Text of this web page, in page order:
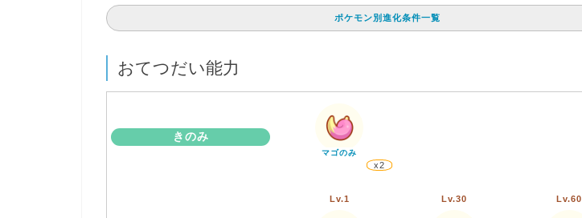
ポケモン別進化条件一覧
おてつだい能力
きのみ
マゴのみ
x2
Lv.1 Lv.30 Lv.60